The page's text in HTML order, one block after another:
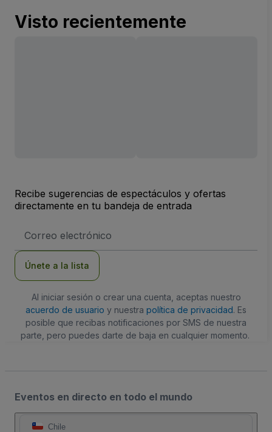
Visto recientemente
Recibe sugerencias de espectáculos y ofertas
directamente en tu bandeja de entrada
de
Únete a la lista
Al iniciar sesión o crear una cuenta, aceptas nuestro
acuerdo de usuario y nuestra política de privacidad. Es
posible que recibas notificaciones por SMS de nuestra
parte, pero puedes darte de baja en cualquier momento.
Eventos en directo en todo el mundo
Chile